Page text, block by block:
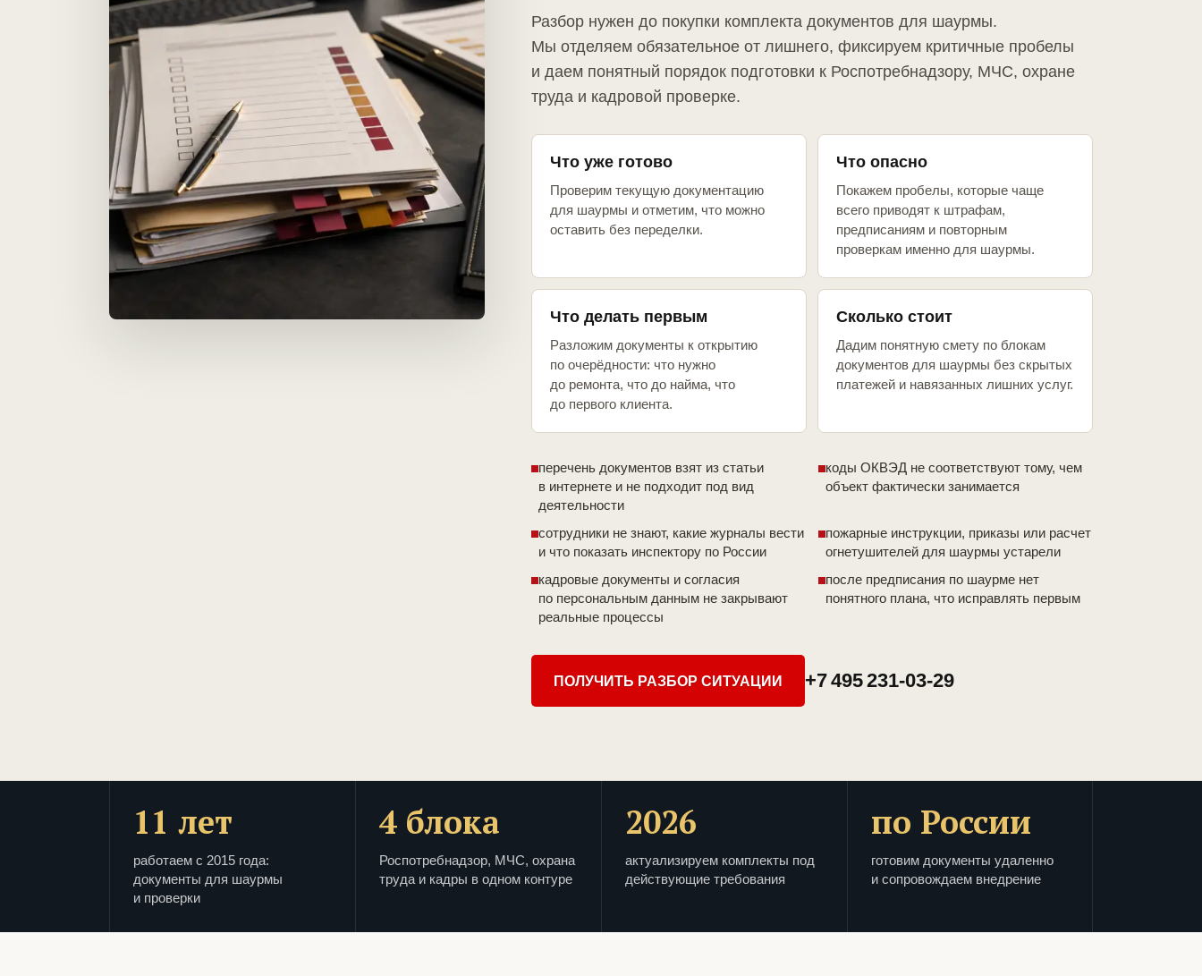
Разбор нужен до покупки комплекта документов для шаурмы.
Мы отделяем обязательное от лишнего, фиксируем критичные пробелы
и даем понятный порядок подготовки к Роспотребнадзору, МЧС, охране
труда и кадровой проверке.
Что уже готово
Проверим текущую документацию
для шаурмы и отметим, что можно
оставить без переделки.
Что опасно
Покажем пробелы, которые чаще
всего приводят к штрафам,
предписаниям и повторным
проверкам именно для шаурмы.
Что делать первым
Разложим документы к открытию
по очерёдности: что нужно
до ремонта, что до найма, что
до первого клиента.
Сколько стоит
Дадим понятную смету по блокам
документов для шаурмы без скрытых
платежей и навязанных лишних услуг.
перечень документов взят из статьи
в интернете и не подходит под вид
деятельности
коды ОКВЭД не соответствуют тому, чем
объект фактически занимается
сотрудники не знают, какие журналы вести
и что показать инспектору по России
пожарные инструкции, приказы или расчет
огнетушителей для шаурмы устарели
кадровые документы и согласия
по персональным данным не закрывают
реальные процессы
после предписания по шаурме нет
понятного плана, что исправлять первым
ПОЛУЧИТЬ РАЗБОР СИТУАЦИИ +7 495 231-03-29
11 лет
работаем с 2015 года:
документы для шаурмы
и проверки
4 блока
Роспотребнадзор, МЧС, охрана
труда и кадры в одном контуре
2026
актуализируем комплекты под
действующие требования
по России
готовим документы удаленно
и сопровождаем внедрение